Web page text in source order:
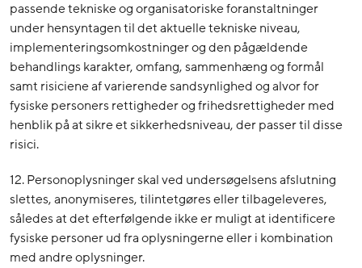
passende tekniske og organisatoriske foranstaltninger
under hensyntagen til det aktuelle tekniske niveau,
implementeringsomkostninger og den pågældende
behandlings karakter, omfang, sammenhæng og formål
samt risiciene af varierende sandsynlighed og alvor for
fysiske personers rettigheder og frihedsrettigheder med
henblik på at sikre et sikkerhedsniveau, der passer til disse
risici.
12. Personoplysninger skal ved undersøgelsens afslutning
slettes, anonymiseres, tilintetgøres eller tilbageleveres,
således at det efterfølgende ikke er muligt at identificere
fysiske personer ud fra oplysningerne eller i kombination
med andre oplysninger.